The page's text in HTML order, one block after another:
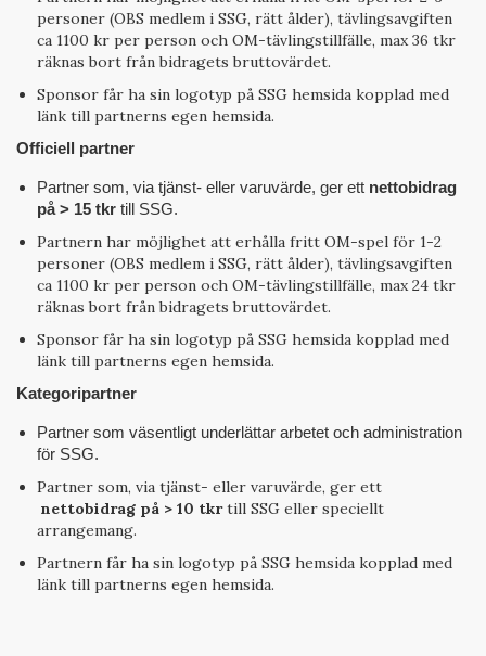
personer (OBS medlem i SSG, rätt ålder), tävlingsavgiften
ca 1100 kr per person och OM-tävlingstillfälle, max 36 tkr
räknas bort från bidragets bruttovärdet.
Sponsor får ha sin logotyp på SSG hemsida kopplad med
länk till partnerns egen hemsida.
Officiell partner
Partner som, via tjänst- eller varuvärde, ger ett nettobidrag
på > 15 tkr till SSG.
Partnern har möjlighet att erhålla fritt OM-spel för 1-2
personer (OBS medlem i SSG, rätt ålder), tävlingsavgiften
ca 1100 kr per person och OM-tävlingstillfälle, max 24 tkr
räknas bort från bidragets bruttovärdet.
Sponsor får ha sin logotyp på SSG hemsida kopplad med
länk till partnerns egen hemsida.
Kategoripartner
Partner som väsentligt underlättar arbetet och administration
för SSG.
Partner som, via tjänst- eller varuvärde, ger ett
nettobidrag på > 10 tkrtill SSG eller speciellt
arrangemang.
Partnern får ha sin logotyp på SSG hemsida kopplad med
länk till partnerns egen hemsida.